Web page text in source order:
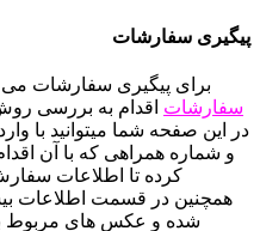
پیگیری سفارشات
برای پیگیری سفارشات می
سفارشات اقدام به بررسی
در این صفحه شما میتوانید با
و شماره همراهی که با آن
کرده تا اطلاعات
همچنین در قسمت اطلاعات
شده و عکس های مربوط